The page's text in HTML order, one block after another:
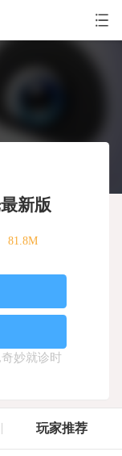
新版
81.8M
妙就诊时
玩家推荐